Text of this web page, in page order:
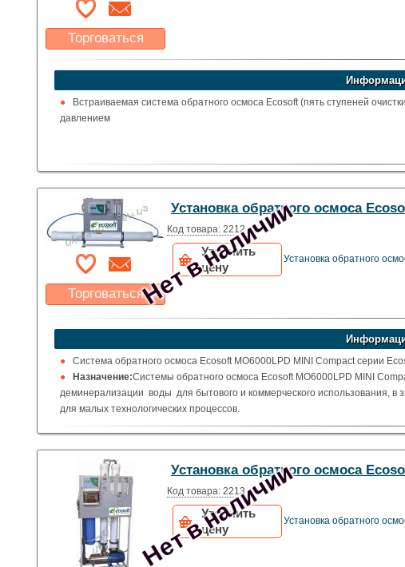
Торговаться
Какая цена Вас
устроит?
Указать цену
Встраиваемая система обратного осмоса Ecosoft (пять ступеней
давлением
Нет в наличии
Торговаться
Какая цена Вас
устроит?
Указать цену
Установка обратного осмоса
Код товара: 2212
Уточнить
цену
Установка обратного
Система обратного осмоса Ecosoft MO6000LPD MINI Compact серии
Назначение:Системы обратного осмоса Ecosoft MO6000LPD MINI
деминерализации воды для бытового и коммерческого использования,
для малых технологических процессов.
Нет в наличии
Установка обратного осмоса
Код товара: 2213
Уточнить
цену
Установка обратного